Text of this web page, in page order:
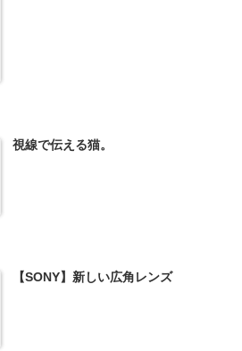
視線で伝える猫。
【SONY】新しい広角レンズ